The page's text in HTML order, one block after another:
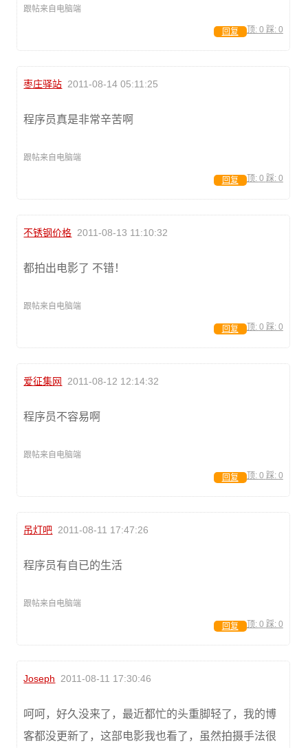
跟帖来自电脑端
顶: 0 踩: 0
回复
枣庄驿站 2011-08-14 05:11:25
程序员真是非常辛苦啊
跟帖来自电脑端
顶: 0 踩: 0
回复
不锈钢价格 2011-08-13 11:10:32
都拍出电影了 不错！
跟帖来自电脑端
顶: 0 踩: 0
回复
爱征集网 2011-08-12 12:14:32
程序员不容易啊
跟帖来自电脑端
顶: 0 踩: 0
回复
吊灯吧 2011-08-11 17:47:26
程序员有自已的生活
跟帖来自电脑端
顶: 0 踩: 0
回复
Joseph 2011-08-11 17:30:46
呵呵，好久没来了，最近都忙的头重脚轻了，我的博
客都没更新了，这部电影我也看了，虽然拍摄手法很